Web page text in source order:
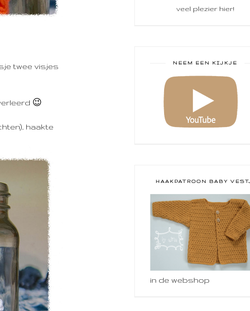
twee visjes
😉
haakte
veel plezier hier!
NEEM EEN KIJKJE
HAAKPATROON BABY
in de webshop